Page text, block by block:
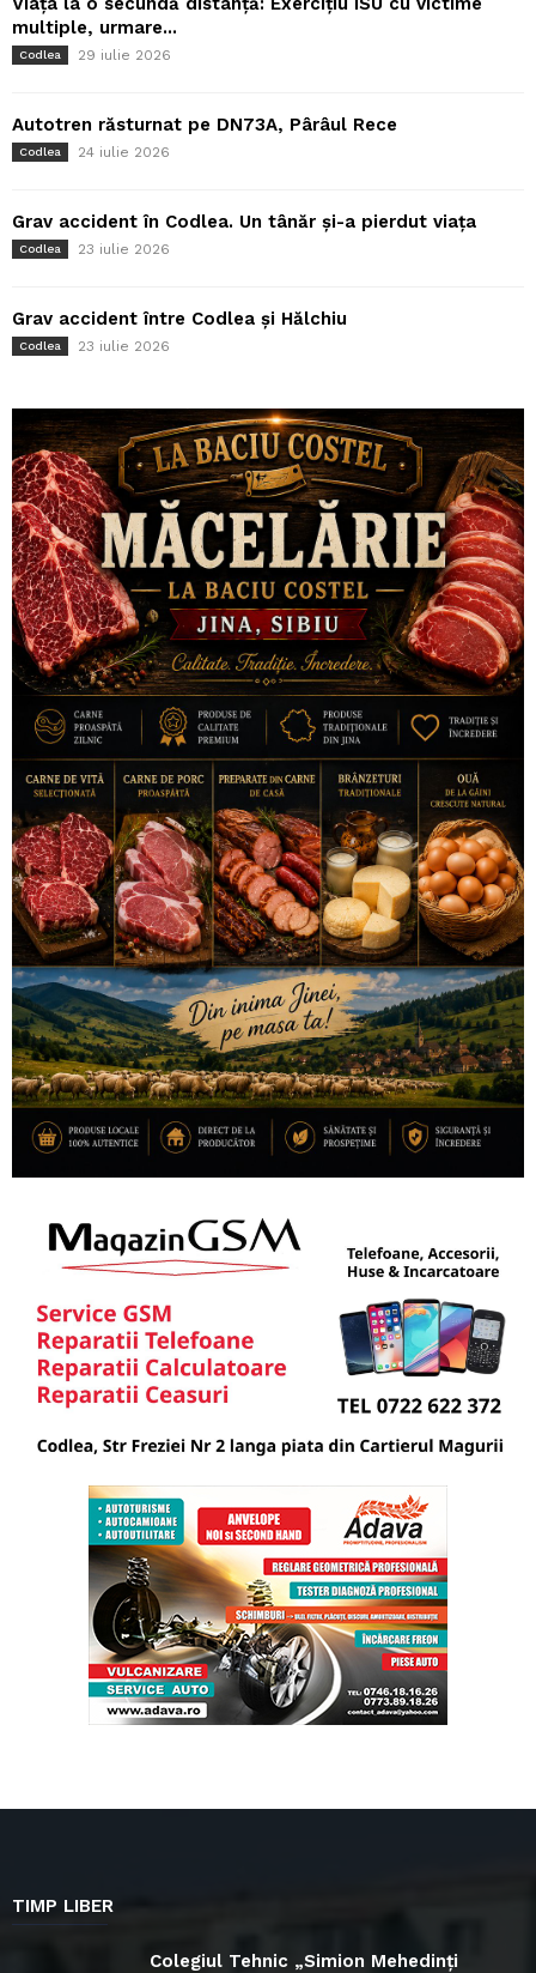
multiple, urmare...
Codlea 29 iulie 2026
Autotren răsturnat pe DN73A, Pârâul Rece
Codlea 24 iulie 2026
Grav accident în Codlea. Un tânăr și-a pierdut viața
Codlea 23 iulie 2026
Grav accident între Codlea și Hălchiu
Codlea 23 iulie 2026
TIMP LIBER
Colegiul Tehnic „Simion Mehedinți